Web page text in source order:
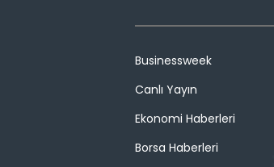
Businessweek
Canlı Yayın
Ekonomi Haberleri
Borsa Haberleri